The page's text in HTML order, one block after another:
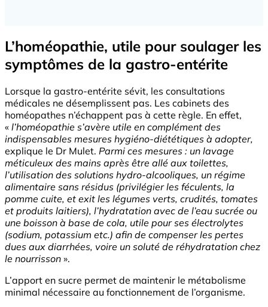
L’homéopathie, utile pour soulager les
symptômes de la gastro-entérite
Lorsque la gastro-entérite sévit, les consultations
médicales ne désemplissent pas. Les cabinets des
homéopathes n’échappent pas à cette règle. En effet,
« l’homéopathie s’avère utile en complément des
indispensables mesures hygiéno-diététiques à adopter,
explique le Dr Mulet. Parmi ces mesures : un lavage
méticuleux des mains après être allé aux toilettes,
l’utilisation des solutions hydro-alcooliques, un régime
alimentaire sans résidus (privilégier les féculents, la
pomme cuite, et exit les légumes verts, crudités, tomates
et produits laitiers), l’hydratation avec de l’eau sucrée ou
une boisson à base de cola, utile pour ses électrolytes
(sodium, potassium etc.) afin de compenser les pertes
dues aux diarrhées, voire un soluté de réhydratation chez
le nourrisson ».
L’apport en sucre permet de maintenir le métabolisme
minimal nécessaire au fonctionnement de l’organisme.